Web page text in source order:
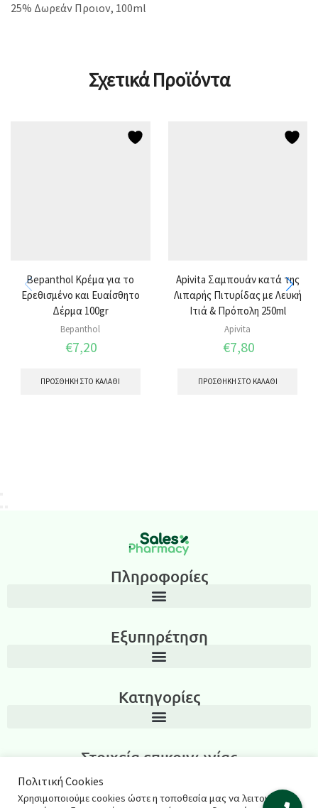
25% Δωρεάν Προιον, 100ml
Σχετικά Προϊόντα
Bepanthol Κρέμα για το
Ερεθισμένο και Ευαίσθητο
Δέρμα 100gr
Bepanthol
€7,20
ΠΡΟΣΘΉΚΗ ΣΤΟ ΚΑΛΆΘΙ
Apivita Σαμπουάν κατά της
Λιπαρής Πιτυρίδας με Λευκή
Ιτιά & Πρόπολη 250ml
Apivita
€7,80
ΠΡΟΣΘΉΚΗ ΣΤΟ ΚΑΛΆΘΙ
Πληροφορίες
Εξυπηρέτηση
Κατηγορίες
Στοιχεία επικοινωνίας
Λεωνίδα Ιασωνίδου 3, Περιοχή Καμάρα, Θεσσαλονίκη T.K.: 54635
2311270795
Πολιτική Cookies
Χρησιμοποιούμε cookies ώστε η τοποθεσία μας να λειτουργεί